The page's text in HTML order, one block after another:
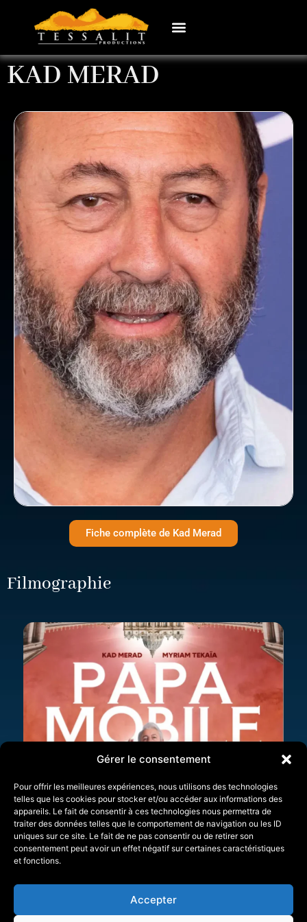
Gérer le consentement
Pour offrir les meilleures expériences, nous utilisons des technologies
telles que les cookies pour stocker et/ou accéder aux informations des
appareils. Le fait de consentir à ces technologies nous permettra de
traiter des données telles que le comportement de navigation ou les ID
uniques sur ce site. Le fait de ne pas consentir ou de retirer son
consentement peut avoir un effet négatif sur certaines caractéristiques
et fonctions.
Accepter
KAD MERAD
Fiche complète de Kad Merad
Filmographie